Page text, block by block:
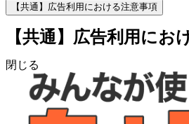
【共通】広告利用における注意事項
【共通】広告利用にお
閉じる